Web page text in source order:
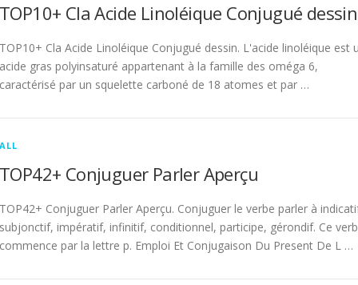
TOP10+ Cla Acide Linoléique Conjugué dessin
TOP10+ Cla Acide Linoléique Conjugué dessin. L'acide linoléique est
acide gras polyinsaturé appartenant à la famille des oméga 6,
caractérisé par un squelette carboné de 18 atomes et par …
ALL
TOP42+ Conjuguer Parler Aperçu
TOP42+ Conjuguer Parler Aperçu. Conjuguer le verbe parler à
subjonctif, impératif, infinitif, conditionnel, participe, gérondif. Ce
commence par la lettre p. Emploi Et Conjugaison Du Present De L …